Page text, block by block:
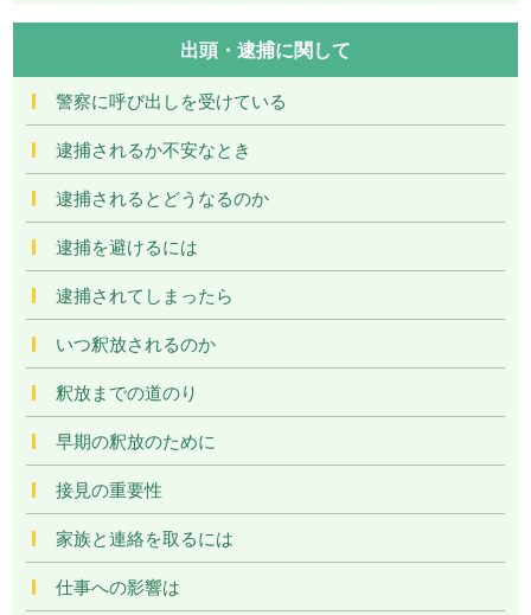
出頭・逮捕に関して
警察に呼び出しを受けている
逮捕されるか不安なとき
逮捕されるとどうなるのか
逮捕を避けるには
逮捕されてしまったら
いつ釈放されるのか
釈放までの道のり
早期の釈放のために
接見の重要性
家族と連絡を取るには
仕事への影響は